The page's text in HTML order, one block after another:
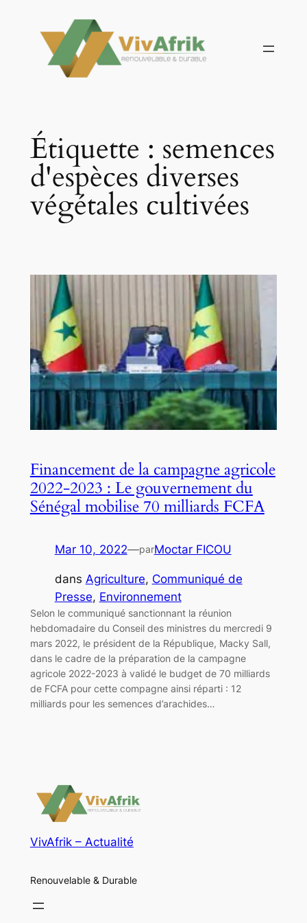
contenu
Étiquette : semences
d'espèces diverses
végétales cultivées
Financement de la campagne agricole
2022-2023 : Le gouvernement du
Sénégal mobilise 70 milliards FCFA
Mar 10, 2022—parMoctar FICOU
dans Agriculture, Communiqué de
Presse, Environnement
Selon le communiqué sanctionnant la réunion
hebdomadaire du Conseil des ministres du mercredi 9
mars 2022, le président de la République, Macky Sall,
dans le cadre de la préparation de la campagne
agricole 2022-2023 à validé le budget de 70 milliards
de FCFA pour cette compagne ainsi réparti : 12
milliards pour les semences d’arachides…
VivAfrik – Actualité
Renouvelable & Durable